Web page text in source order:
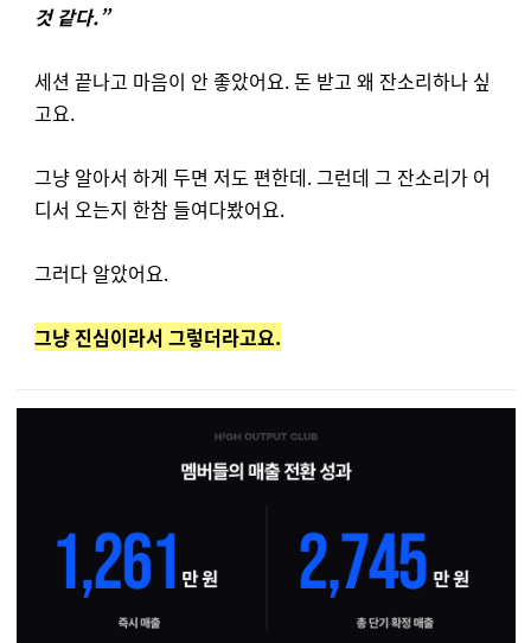
것 같다.”
세션 끝나고 마음이 안 좋았어요. 돈 받고 왜 잔소리하나 싶
고요.
그냥 알아서 하게 두면 저도 편한데. 그런데 그 잔소리가 어
디서 오는지 한참 들여다봤어요.
그러다 알았어요.
그냥 진심이라서 그렇더라고요.